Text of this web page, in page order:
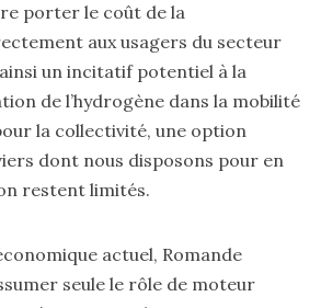
porter le coût de la
aux usagers du secteur
un incitatif potentiel à la
de l’hydrogène dans la mobilité
la collectivité, une option
dont nous disposons pour en
restent limités.
actuel, Romande
seule le rôle de moteur